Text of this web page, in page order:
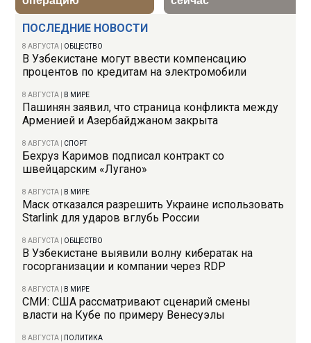
ПОСЛЕДНИЕ НОВОСТИ
8 АВГУСТА ОБЩЕСТВО
В Узбекистане могут ввести компенсацию
процентов по кредитам на электромобили
8 АВГУСТА В МИРЕ
Пашинян заявил, что страница конфликта между
Арменией и Азербайджаном закрыта
8 АВГУСТА СПОРТ
Бехруз Каримов подписал контракт со
швейцарским «Лугано»
8 АВГУСТА В МИРЕ
Маск отказался разрешить Украине использовать
Starlink для ударов вглубь России
8 АВГУСТА ОБЩЕСТВО
В Узбекистане выявили волну кибератак на
госорганизации и компании через RDP
8 АВГУСТА В МИРЕ
СМИ: США рассматривают сценарий смены
власти на Кубе по примеру Венесуэлы
8 АВГУСТА ПОЛИТИКА